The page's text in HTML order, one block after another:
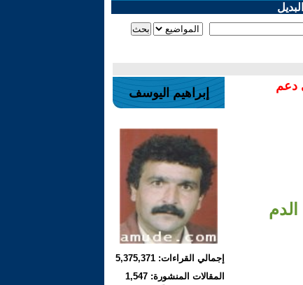
دعم
إبراهيم اليوسف
إجمالي القراءات: 5,375,371
المقالات المنشورة: 1,547